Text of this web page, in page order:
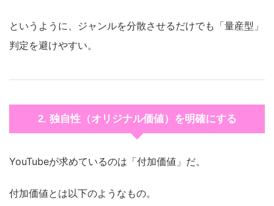
というように、ジャンルを分散させるだけでも「量産型」
判定を避けやすい。
2. 独自性（オリジナル価値）を明確にする
YouTubeが求めているのは「付加価値」だ。
付加価値とは以下のようなもの。